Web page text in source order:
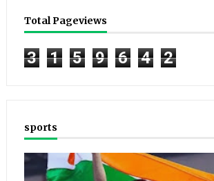
Total Pageviews
3 1 5 9 6 4 2
sports